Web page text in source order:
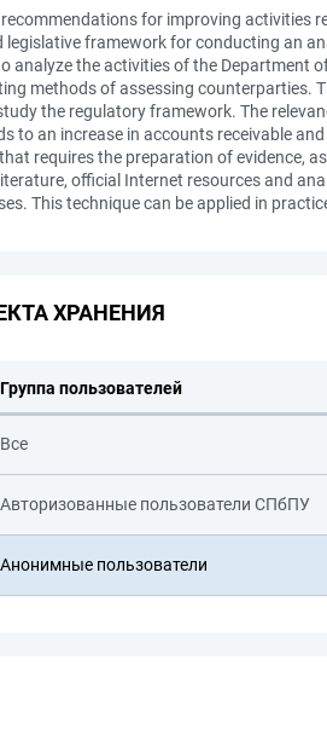
for improving activities
framework for conducting an
analyze the activities of the Department
methods of assessing counterparties.
the regulatory framework. The
to an increase in accounts receivable
requires the preparation of evidence,
official Internet resources and
This technique can be applied in
ХРАНЕНИЯ
Группа пользователей
Все
Авторизованные пользователи СПбПУ
Анонимные пользователи